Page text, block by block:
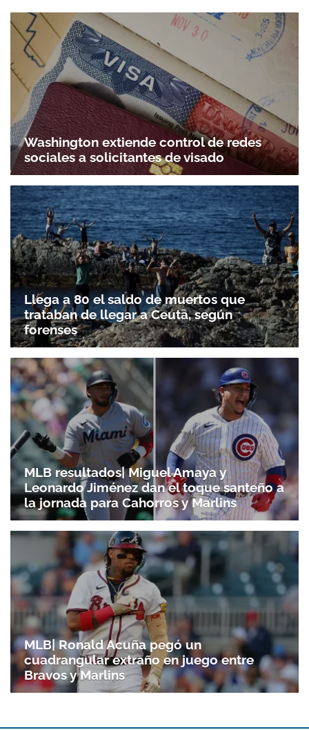
Washington extiende control de redes
sociales a solicitantes de visado
Llega a 80 el saldo de muertos que
trataban de llegar a Ceuta, según
forenses
MLB resultados| Miguel Amaya y
Leonardo Jiménez dan el toque santeño a
la jornada para Cahorros y Marlins
MLB| Ronald Acuña pegó un
cuadrangular extraño en juego entre
Bravos y Marlins